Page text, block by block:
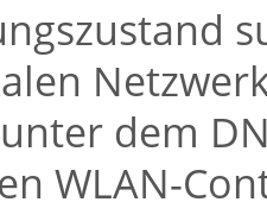
dem
WLAN-